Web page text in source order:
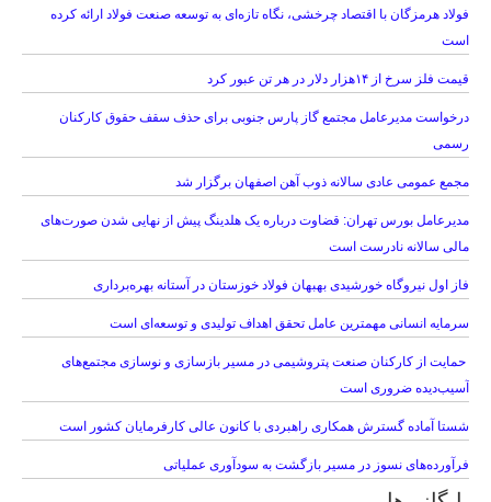
فولاد هرمزگان با اقتصاد چرخشی، نگاه تازه‌ای به توسعه صنعت فولاد ارائه کرده
است
قیمت فلز سرخ از ۱۴هزار دلار در هر تن عبور کرد
درخواست مدیرعامل مجتمع گاز پارس جنوبی برای حذف سقف حقوق کارکنان
رسمی
مجمع عمومی عادی سالانه ذوب آهن اصفهان برگزار شد
مدیرعامل بورس تهران: قضاوت درباره یک هلدینگ پیش از نهایی شدن صورت‌های
مالی سالانه نادرست است
فاز اول نیروگاه خورشیدی بهبهان فولاد خوزستان در آستانه بهره‌برداری
سرمایه انسانی مهمترین عامل تحقق اهداف تولیدی و توسعه‌ای است
حمایت از کارکنان صنعت پتروشیمی در مسیر بازسازی و نوسازی مجتمع‌های
آسیب‌دیده ضروری است
شستا آماده گسترش همکاری راهبردی با کانون عالی کارفرمایان کشور است
فرآورده‌های نسوز در مسیر بازگشت به سودآوری عملیاتی